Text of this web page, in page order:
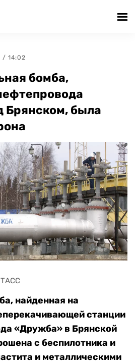
/ 14:02
бомба,
Брянском, была
ТАСС
найденная на
станции
«Дружба» в Брянской
с беспилотника и
и металлическими